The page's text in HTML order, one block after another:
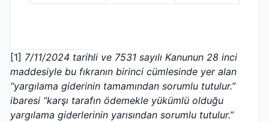
[1] 7/11/2024 tarihli ve 7531 sayılı Kanunun 28 inci
maddesiyle bu fıkranın birinci cümlesinde yer alan
“yargılama giderinin tamamından sorumlu tutulur.”
ibaresi “karşı tarafın ödemekle yükümlü olduğu
yargılama giderlerinin yarısından sorumlu tutulur.”